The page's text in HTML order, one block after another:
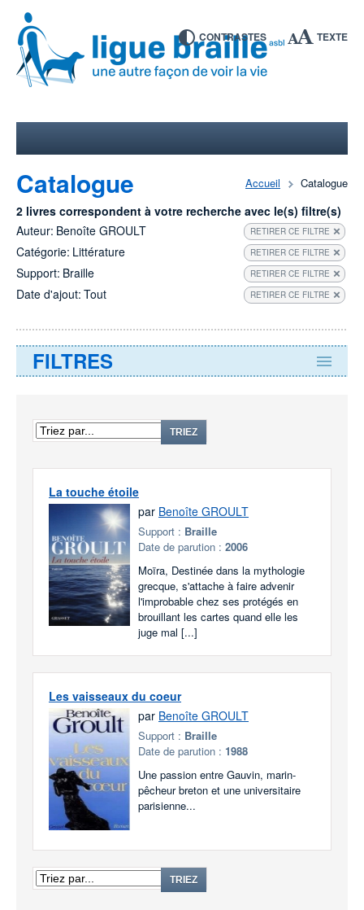
CONTRASTES TEXTE
Accueil Catalogue
Catalogue
2 livres correspondent à votre recherche avec le(s) filtre(s)
Auteur: Benoîte GROULT RETIRER CE FILTRE
Catégorie: Littérature RETIRER CE FILTRE
Support: Braille RETIRER CE FILTRE
Date d'ajout: Tout RETIRER CE FILTRE
FILTRES
TRIEZ
La touche étoile
par Benoîte GROULT
Support : Braille
Date de parution : 2006
Moïra, Destinée dans la mythologie
grecque, s'attache à faire advenir
l'improbable chez ses protégés en
brouillant les cartes quand elle les
juge mal [...]
Les vaisseaux du coeur
par Benoîte GROULT
Support : Braille
Date de parution : 1988
Une passion entre Gauvin, marin-
pêcheur breton et une universitaire
parisienne...
TRIEZ